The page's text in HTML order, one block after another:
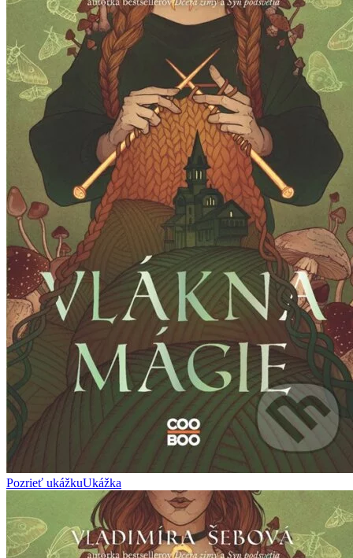
Pozrieť ukážkuUkážka